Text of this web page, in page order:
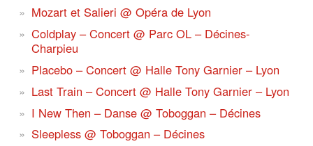
Mozart et Salieri @ Opéra de Lyon
Coldplay – Concert @ Parc OL – Décines-
Charpieu
Placebo – Concert @ Halle Tony Garnier – Lyon
Last Train – Concert @ Halle Tony Garnier – Lyon
I New Then – Danse @ Toboggan – Décines
Sleepless @ Toboggan – Décines